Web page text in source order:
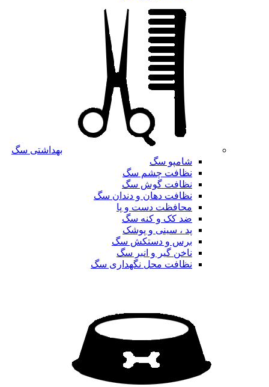
بهداشتی سگ
شامپو سگ
نظافت چشم سگ
نظافت گوش سگ
نظافت دهان و دندان سگ
محافظت دست و پا
ضد کک و کنه سگ
پد ، سینی و پوشک
برس و دستکش سگ
ناخن گیر و انبر سگ
نظافت محل نگهداری سگ